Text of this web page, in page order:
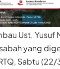
Ust. Yusuf
yang
Sabtu (22/